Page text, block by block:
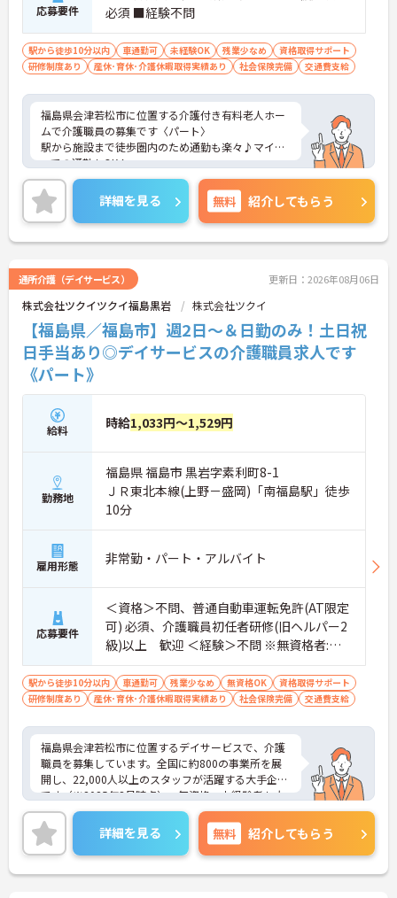
応募要件
必須 ■経験不問
駅から徒歩10分以内 車通勤可 未経験OK 残業少なめ
資格取得サポート
研修制度あり
産休･育休･介護休暇取得実績あり 社会保険完備 交通費支給
福島県会津若松市に位置する介護付き有料老人ホー
ムで介護職員の募集です〈パート〉
駅から施設まで徒歩圏内のため通勤も楽々♪マイカ
ーでの通勤もOK！
現場経験のない方でもチャレンジできる職場で、丁
寧な研修とフォロー体制で、経験に関わらず安心し
てスタートできます。さらに福利厚生が充実してい
るのは嬉しいポイントです◎
こちらの求人にご興味がございましたら面接のポイ
ます。
詳細を見る 無料 紹介してもらう
通所介護（デイサービス） 更新日：2026年08月06日
株式会社ツクイツクイ福島黒岩 株式会社ツクイ
【福島県／福島市】週2日～＆日勤のみ！土日祝
日手当あり◎デイサービスの介護職員求人です
《パート》
給料 時給1,033円～1,529円
勤務地
福島県 福島市 黒岩字素利町8-1
ＪＲ東北本線(上野－盛岡)「南福島駅」徒歩
10分
雇用形態 非常勤・パート・アルバイト
応募要件
＜資格＞不問、普通自動車運転免許(AT限定
可) 必須、介護職員初任者研修(旧ヘルパー2
級)以上 歓迎 ＜経験＞不問 ※無資格者:入
社半年以内に会社負担で認知症介護基礎研
修受講
駅から徒歩10分以内 車通勤可 残業少なめ 無資格OK
資格取得サポート
研修制度あり
産休･育休･介護休暇取得実績あり 社会保険完備 交通費支給
福島県会津若松市に位置するデイサービスで、介護
職員を募集しています。全国に約800の事業所を展
開し、22,000人以上のスタッフが活躍する大手企業
です（※2025年3月時点）。無資格、未経験者も大
歓迎で、半年間のチューター制度を導入し、安心し
てスタートできる環境を整えています。職場は明る
く、チームでお客様を支える雰囲気が魅力です。育
児手当や育児休業制度も充実しており、家庭との両
立が可能です。介護に興味がある方や、チームでの
詳細を見る 無料 紹介してもらう